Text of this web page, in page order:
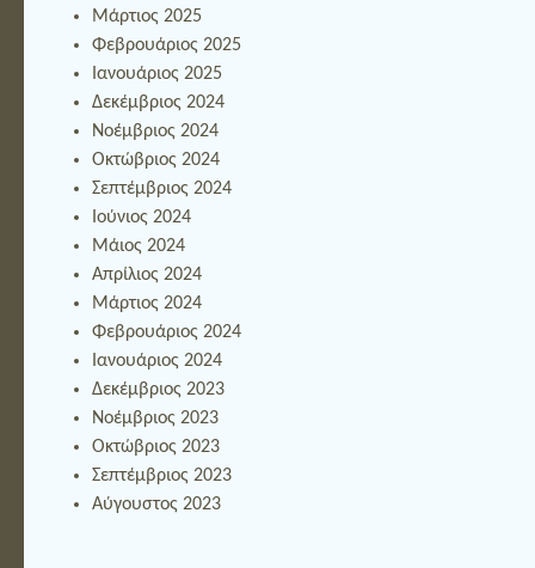
Μάρτιος 2025
Φεβρουάριος 2025
Ιανουάριος 2025
Δεκέμβριος 2024
Νοέμβριος 2024
Οκτώβριος 2024
Σεπτέμβριος 2024
Ιούνιος 2024
Μάιος 2024
Απρίλιος 2024
Μάρτιος 2024
Φεβρουάριος 2024
Ιανουάριος 2024
Δεκέμβριος 2023
Νοέμβριος 2023
Οκτώβριος 2023
Σεπτέμβριος 2023
Αύγουστος 2023